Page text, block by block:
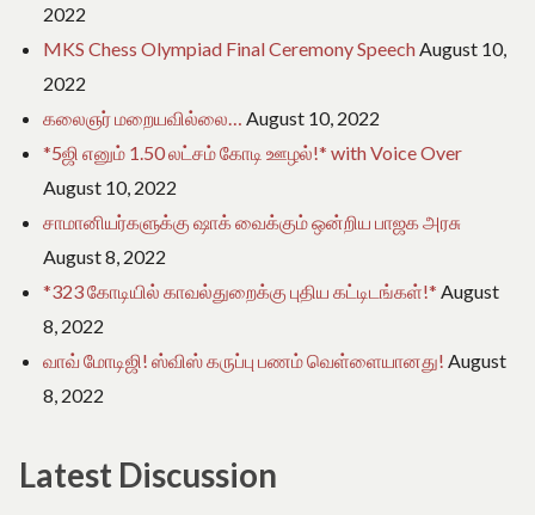
2022
MKS Chess Olympiad Final Ceremony SpeechAugust 10,
2022
கலைஞர் மறையவில்லை… August 10, 2022
*5ஜி எனும் 1.50 லட்சம் கோடி ஊழல்!* with Voice Over
August 10, 2022
சாமானியர்களுக்கு ஷாக் வைக்கும் ஒன்றிய பாஜக அரசு
August 8, 2022
*323 கோடியில் காவல்துறைக்கு புதிய கட்டிடங்கள்!* August
8, 2022
வாவ் மோடிஜி! ஸ்விஸ் கருப்பு பணம் வெள்ளையானது! August
8, 2022
Latest Discussion